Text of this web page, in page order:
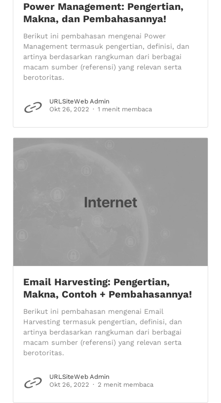
Power Management: Pengertian,
Makna, dan Pembahasannya!
Berikut ini pembahasan mengenai Power
Management termasuk pengertian, definisi, dan
artinya berdasarkan rangkuman dari berbagai
macam sumber (referensi) yang relevan serta
berotoritas.
URLSiteWeb Admin
Okt 26, 2022
1 menit membaca
Email Harvesting: Pengertian,
Makna, Contoh + Pembahasannya!
Berikut ini pembahasan mengenai Email
Harvesting termasuk pengertian, definisi, dan
artinya berdasarkan rangkuman dari berbagai
macam sumber (referensi) yang relevan serta
berotoritas.
URLSiteWeb Admin
Okt 26, 2022
2 menit membaca